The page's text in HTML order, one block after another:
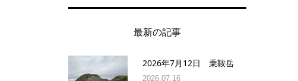
最新の記事
2026年7月12日 乗鞍岳
2026.07.16